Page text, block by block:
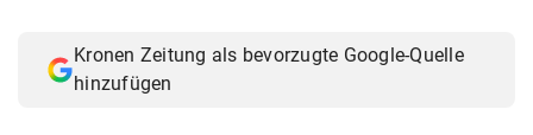
Kronen Zeitung als bevorzugte Google-Quelle
hinzufügen